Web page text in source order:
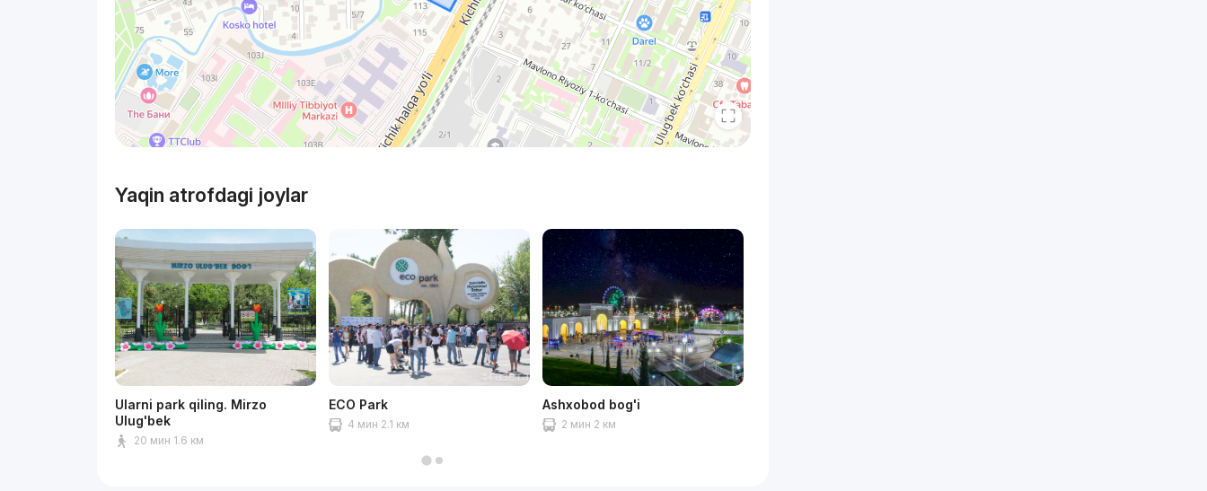
Yaqin atrofdagi joylar
Ularni park qiling. Mirzo
Ulug'bek
20 мин 1.6 км
ECO Park
4 мин 2.1 км
Ashxobod bog'i
2 мин 2 км